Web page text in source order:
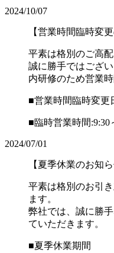
2024/10/07
【営業時間臨時変
平素は格別のご高
誠に勝手ではござ
内研修のため営業
■営業時間臨時変更
■臨時営業時間:9:30
2024/07/01
【夏季休業のお知ら
平素は格別のお引
ます。
弊社では、誠に勝
ていただきます。
■夏季休業期間